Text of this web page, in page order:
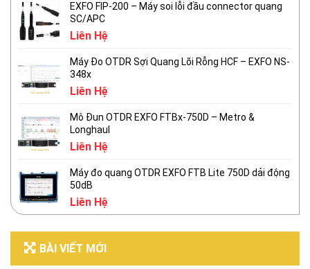
EXFO FIP-200 – Máy soi lỗi đầu connector quang
SC/APC
Liên Hệ
Máy Đo OTDR Sợi Quang Lõi Rỗng HCF – EXFO NS-
348x
Liên Hệ
Mô Đun OTDR EXFO FTBx-750D – Metro &
Longhaul
Liên Hệ
Máy đo quang OTDR EXFO FTB Lite 750D dải động
50dB
Liên Hệ
BÀI VIẾT MỚI